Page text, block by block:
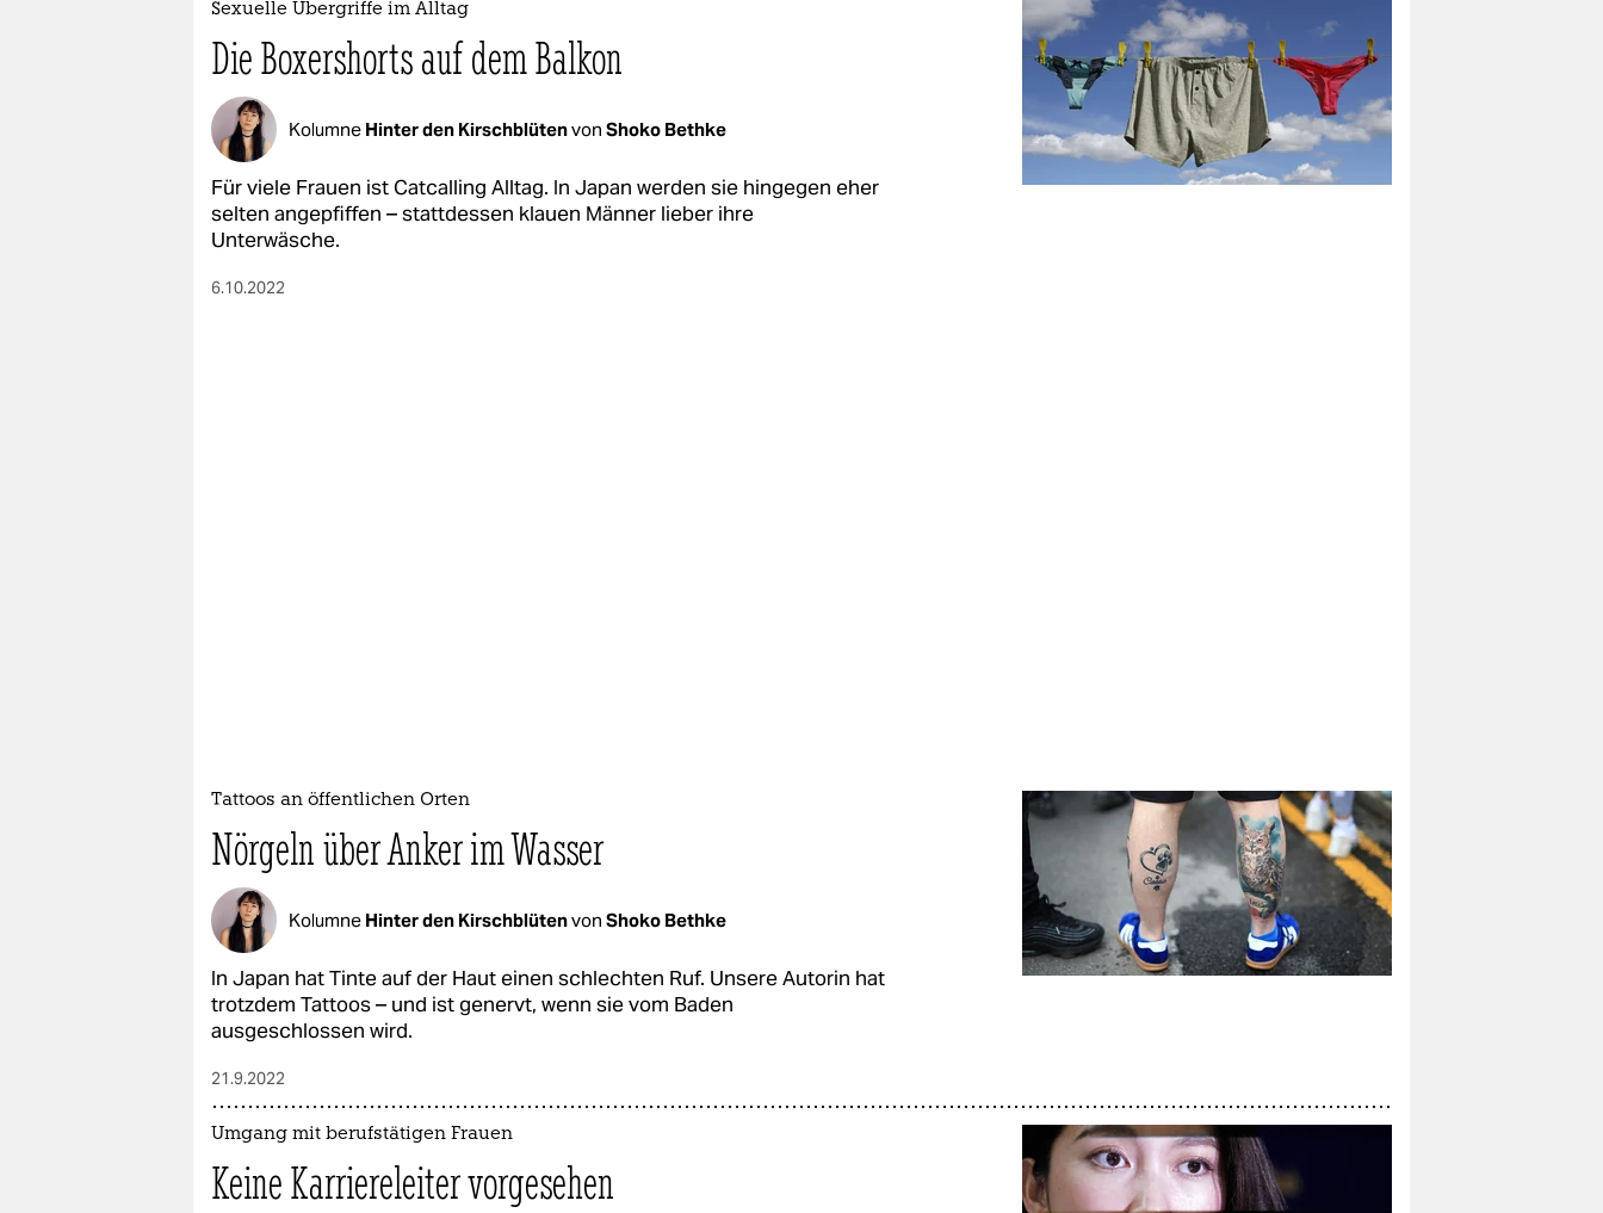
Sexuelle Übergriffe im Alltag
Die Boxershorts auf dem Balkon
Kolumne Hinter den Kirschblütenvon Shoko Bethke
Für viele Frauen ist Catcalling Alltag. In Japan werden sie hingegen eher
selten angepfiffen – stattdessen klauen Männer lieber ihre
Unterwäsche.
6.10.2022
Tattoos an öffentlichen Orten
Nörgeln über Anker im Wasser
Kolumne Hinter den Kirschblütenvon Shoko Bethke
In Japan hat Tinte auf der Haut einen schlechten Ruf. Unsere Autorin hat
trotzdem Tattoos – und ist genervt, wenn sie vom Baden
ausgeschlossen wird.
21.9.2022
Umgang mit berufstätigen Frauen
Keine Karriereleiter vorgesehen